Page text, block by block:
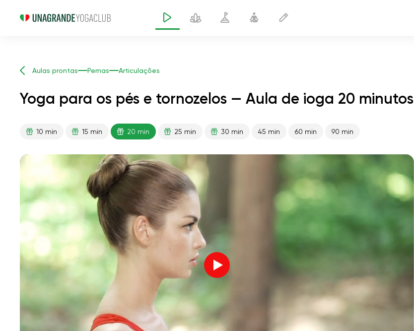
Aulas prontas Pernas Articulações
Yoga para os pés e tornozelos — Aula de ioga 20 minutos
10 min 15 min 20 min 25 min 30 min 45 min 60 min 90 min
Música 02:00
silêncio da montanha